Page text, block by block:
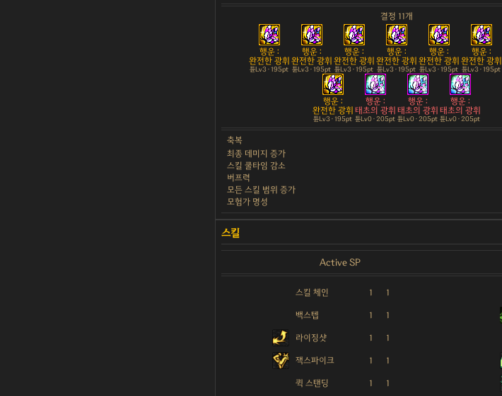
결정 11개
행운 :
완전한 광휘
튠Lv3 · 195pt
행운 :
완전한 광휘
튠Lv3 · 195pt
행운 :
완전한 광휘
튠Lv3 · 195pt
행운 :
완전한 광휘
튠Lv3 · 195pt
행운 :
완전한 광휘
튠Lv3 · 195pt
행운 :
완전한 광휘
튠Lv3 · 195pt
행운 :
완전한 광휘
튠Lv3 · 195pt
행운 :
태초의 광휘
튠Lv0 · 205pt
행운 :
태초의 광휘
튠Lv0 · 205pt
행운 :
태초의 광휘
튠Lv0 · 205pt
축복
최종 데미지 증가
스킬 쿨타임 감소
버프력
모든 스킬 범위 증가
모험가 명성
Active SP
스킬 체인 1 1
백스텝 1 1
라이징샷 1 1
잭스파이크 1 1
퀵 스탠딩 1 1